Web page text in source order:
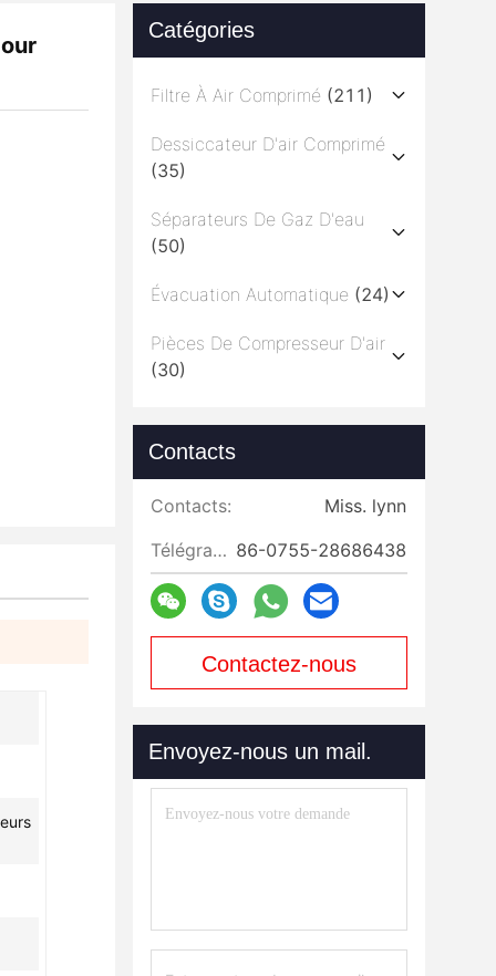
Catégories
Filtre À Air Comprimé (211)
Dessiccateur D'air Comprimé
(35)
Séparateurs De Gaz D'eau
(50)
Évacuation Automatique (24)
Pièces De Compresseur D'air
(30)
Contacts
Contacts:
Miss. lynn
Télégramme: 86-0755-28686438
Contactez-nous
Envoyez-nous un mail.